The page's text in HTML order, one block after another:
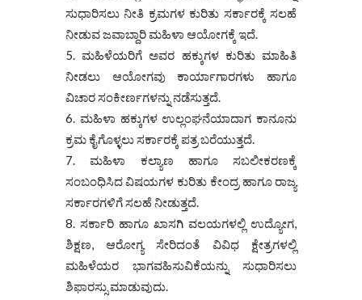
ಸುಧಾರಿಸಲು ನೀತಿ ಕ್ರಮಗಳ ಕುರಿತು ಸರ್ಕಾರಕ್ಕೆ ಸಲಹೆ
ನೀಡುವ ಜವಾಬ್ದಾರಿ ಮಹಿಳಾ ಆಯೋಗಕ್ಕೆ ಇದೆ.
ಮಹಿಳೆಯರಿಗೆ ಅವರ ಹಕ್ಕುಗಳ ಕುರಿತು ಮಾಹಿತಿ
ನೀಡಲು ಆಯೋಗವು ಕಾರ್ಯಾಗಾರಗಳು ಹಾಗೂ
ವಿಚಾರ ಸಂಕೀರ್ಣಗಳನ್ನು ನಡೆಸುತ್ತದೆ.
ಮಹಿಳಾ ಹಕ್ಕುಗಳ ಉಲ್ಲಂಘನೆಯಾದಾಗ ಕಾನೂನು
ಕ್ರಮ ಕೈಗೊಳ್ಳಲು ಸರ್ಕಾರಕ್ಕೆ ಪತ್ರ ಬರೆಯುತ್ತದೆ.
ಮಹಿಳಾ ಕಲ್ಯಾಣ ಹಾಗೂ ಸಬಲೀಕರಣಕ್ಕೆ
ಸಂಬಂಧಿಸಿದ ವಿಷಯಗಳ ಕುರಿತು ಕೇಂದ್ರ ಹಾಗೂ ರಾಜ್ಯ
ಸರ್ಕಾರಗಳಿಗೆ ಸಲಹೆ ನೀಡುತ್ತದೆ.
ಸರ್ಕಾರಿ ಹಾಗೂ ಖಾಸಗಿ ವಲಯಗಳಲ್ಲಿ ಉದ್ಯೋಗ,
ಶಿಕ್ಷಣ, ಆರೋಗ್ಯ ಸೇರಿದಂತೆ ವಿವಿಧ ಕ್ಷೇತ್ರಗಳಲ್ಲಿ
ಮಹಿಳೆಯರ ಭಾಗವಹಿಸುವಿಕೆಯನ್ನು ಸುಧಾರಿಸಲು
ಶಿಫಾರಸ್ಸು ಮಾಡುವುದು.